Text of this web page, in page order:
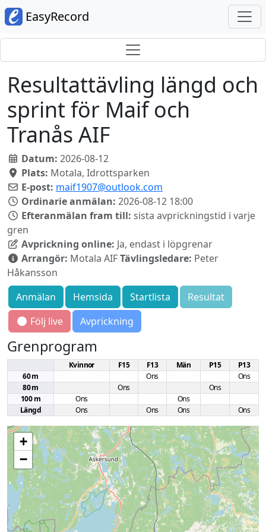
EasyRecord
Resultattävling längd och
sprint för Maif och
Tranås AIF
Datum: 2026-08-12
Plats: Motala, Idrottsparken
E-post: maif1907@outlook.com
Ordinarie anmälan: 2026-08-12 18:00
Efteranmälan fram till: sista avprickningstid i varje
gren
Avprickning online: Ja, endast i löpgrenar
Arrangör: Motala AIFTävlingsledare: Peter
Håkansson
Anmälan
Hemsida Startlista
Resultat
Följ live
Avprickning
Grenprogram
Kvinnor F15 F13 Män P15
P13
60 m
Ons
Ons
80 m
Ons
Ons
100 m
Ons
Ons
Längd
Ons Ons Ons Ons
+
−